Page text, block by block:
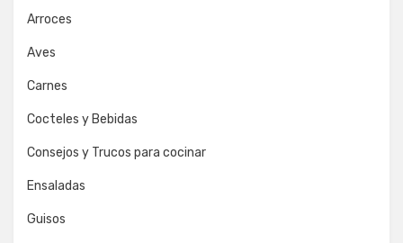
Arroces
Aves
Carnes
Cocteles y Bebidas
Consejos y Trucos para cocinar
Ensaladas
Guisos